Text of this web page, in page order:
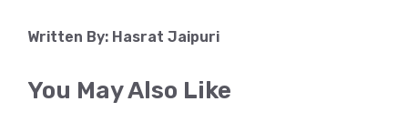
Written By: Hasrat Jaipuri
You May Also Like